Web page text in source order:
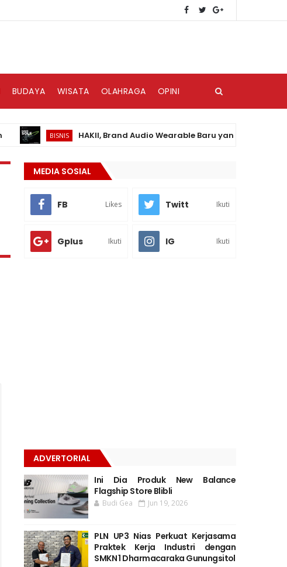
BUDAYA WISATA OLAHRAGA OPINI
BISNIS HAKII, Brand Audio Wearable Baru yang Hadir di Pasar
MEDIA SOSIAL
FB Likes Twitt Ikuti
Gplus Ikuti IG Ikuti
ADVERTORIAL
Ini Dia Produk New Balance
Flagship Store Blibli
Budi Gea Jun 19, 2026
PLN UP3 Nias Perkuat Kerjasama
Praktek Kerja Industri dengan
SMKN 1 Dharmacaraka Gunungsitol